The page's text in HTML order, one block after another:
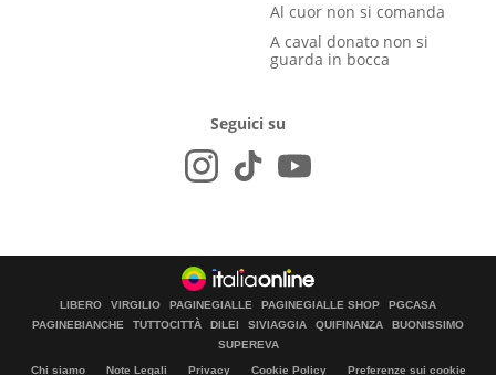
Al cuor non si comanda
A caval donato non si
guarda in bocca
Seguici su
LIBERO VIRGILIO PAGINEGIALLE PAGINEGIALLE SHOP
PGCASA
PAGINEBIANCHE
TUTTOCITTÀ DILEI SIVIAGGIA QUIFINANZA
BUONISSIMO
SUPEREVA
Chi siamo Note Legali Privacy Cookie Policy Preferenze sui cookie